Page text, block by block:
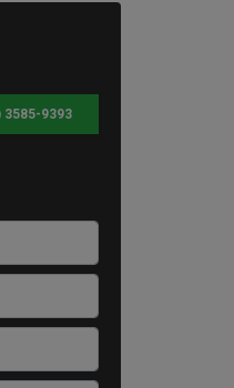
3585-9393